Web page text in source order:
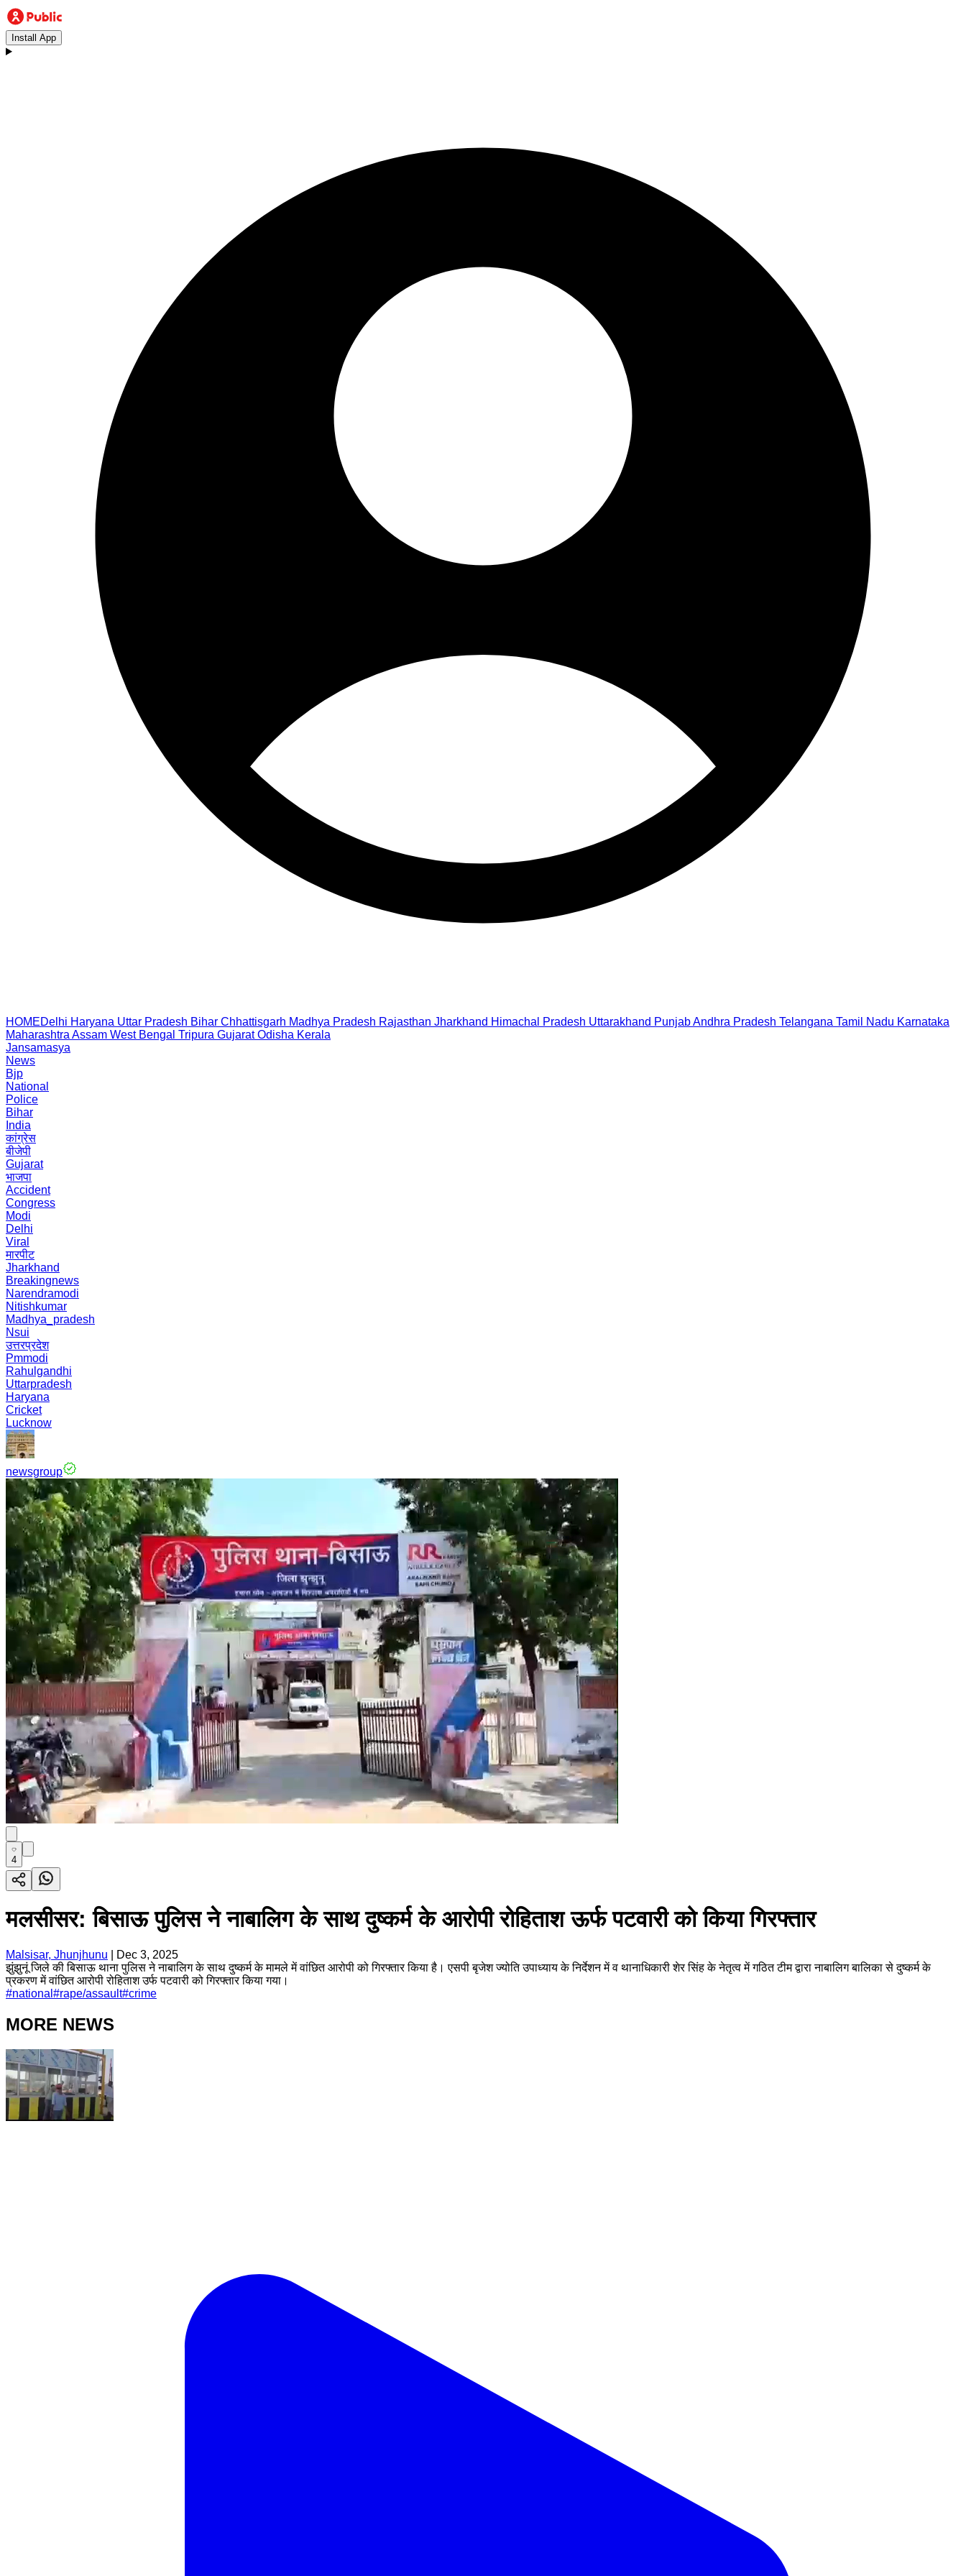
Install App
HOMEDelhi Haryana Uttar Pradesh Bihar Chhattisgarh Madhya Pradesh Rajasthan Jharkhand Himachal Pradesh Uttarakhand PunjabAndhra Pradesh Telangana Tamil Nadu Karnataka
Maharashtra Assam West Bengal Tripura Gujarat Odisha Kerala
Jansamasya
News
Bjp
National
Police
Bihar
India
कांग्रेस
बीजेपी
Gujarat
भाजपा
Accident
Congress
Modi
Delhi
Viral
मारपीट
Jharkhand
Breakingnews
Narendramodi
Nitishkumar
Madhya_pradesh
Nsui
उत्तरप्रदेश
Pmmodi
Rahulgandhi
Uttarpradesh
Haryana
Cricket
Lucknow
newsgroup
4
मलसीसर: बिसाऊ पुलिस ने नाबालिग के साथ दुष्कर्म के आरोपी रोहिताश ऊर्फ पटवारी को किया गिरफ्तार
Malsisar, Jhunjhunu
Dec 3, 2025
झुंझुनूं जिले की बिसाऊ थाना पुलिस ने नाबालिग के साथ दुष्कर्म के मामले में वांछित आरोपी को गिरफ्तार किया है। एसपी बृजेश ज्योति उपाध्याय के निर्देशन में व थानाधिकारी शेर सिंह के नेतृत्व में गठित टीम द्वारा नाबालिग बालिका से दुष्कर्म के
प्रकरण में वांछित आरोपी रोहिताश उर्फ पटवारी को गिरफ्तार किया गया।
#national #rape/assault#crime
MORE NEWS